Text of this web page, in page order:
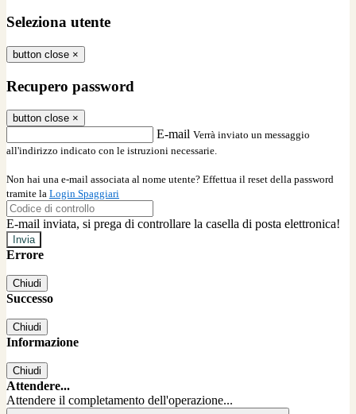
Seleziona utente
button close ×
Recupero password
button close ×
E-mail Verrà inviato un messaggio
all'indirizzo indicato con le istruzioni necessarie.
Non hai una e-mail associata al nome utente? Effettua il reset della password
tramite la Login Spaggiari
E-mail inviata, si prega di controllare la casella di posta elettronica!
Errore
Chiudi
Successo
Chiudi
Informazione
Chiudi
Attendere...
Attendere il completamento dell'operazione...